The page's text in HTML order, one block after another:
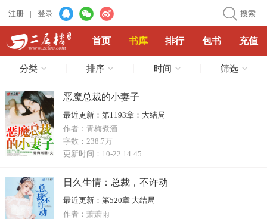
注册 | 登录 搜索
首页 书库 排行 包书 充值
分类 排序 时间 筛选
恶魔总裁的小妻子
最近更新： 第1193章：大结局
作者： 青梅煮酒
字数： 238.7万
更新时间： 10-22 14:45
日久生情：总裁，不许动
最近更新：
第520章 大结局
作者： 萧萧雨